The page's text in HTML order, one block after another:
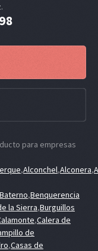
para empresas
,Alconchel,Alconera,
Baterno,Benquerencia
la Sierra,Burguillos
,Calera de
de
,Casas de